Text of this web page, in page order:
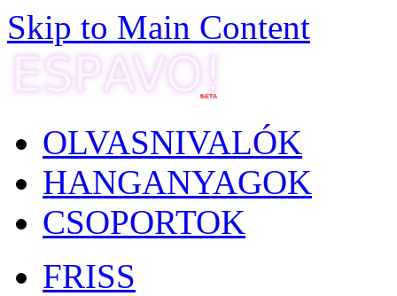
Skip to Main Content
OLVASNIVALÓK
HANGANYAGOK
CSOPORTOK
FRISS